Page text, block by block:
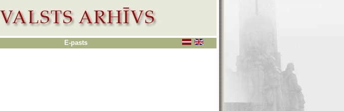
E-pasts